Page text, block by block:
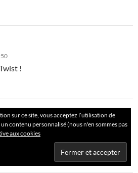
!
Je tente pour la version Original
sur ce site, vous acceptez l’utilisation de
contenu personnalisé (nous n'en sommes pas
aux cookies